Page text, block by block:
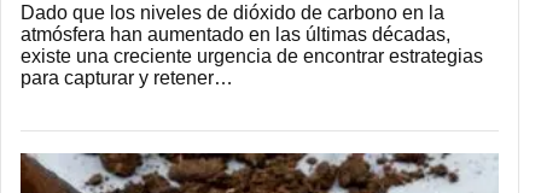
Dado que los niveles de dióxido de carbono en la
atmósfera han aumentado en las últimas décadas,
existe una creciente urgencia de encontrar estrategias
para capturar y retener…